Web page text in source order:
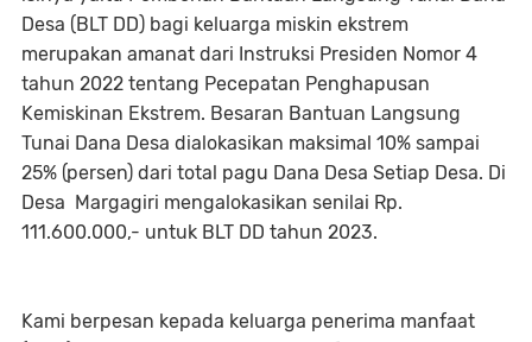
Desa (BLT DD) bagi keluarga miskin ekstrem
merupakan amanat dari Instruksi Presiden Nomor 4
tahun 2022 tentang Pecepatan Penghapusan
Kemiskinan Ekstrem. Besaran Bantuan Langsung
Tunai Dana Desa dialokasikan maksimal 10% sampai
25% (persen) dari total pagu Dana Desa Setiap Desa. Di
Desa Margagiri mengalokasikan senilai Rp.
111.600.000,- untuk BLT DD tahun 2023.
Kami berpesan kepada keluarga penerima manfaat